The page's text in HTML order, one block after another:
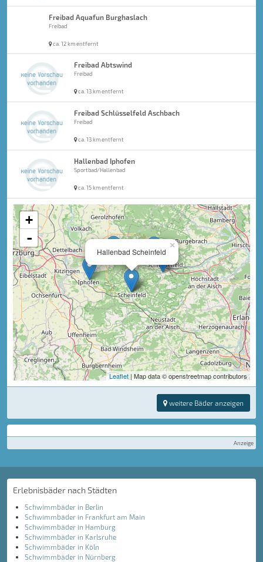
Freibad Aquafun Burghaslach
Freibad
ca. 12 km entfernt
Freibad Abtswind
Freibad
ca. 13 km entfernt
Freibad Schlüsselfeld Aschbach
Freibad
ca. 13 km entfernt
Hallenbad Iphofen
Sportbad/Hallenbad
ca. 15 km entfernt
×
Hallenbad Scheinfeld
+
-
Leaflet | Map data © openstreetmap contributors
weitere Bäder anzeigen
Anzeige
Erlebnisbäder nach Städten
Schwimmbäder in Berlin
Schwimmbäder in Frankfurt am Main
Schwimmbäder in Hamburg
Schwimmbäder in Karlsruhe
Schwimmbäder in Köln
Schwimmbäder in Nürnberg